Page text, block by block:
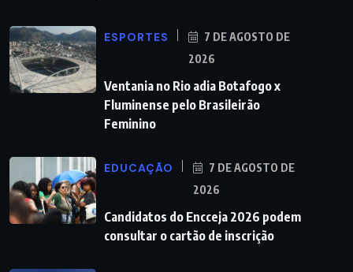
ESPORTES
7 DE AGOSTO DE
2026
Ventania no Rio adia Botafogo x
Fluminense pelo Brasileirão
Feminino
EDUCAÇÃO
7 DE AGOSTO DE
2026
Candidatos do Encceja 2026 podem
consultar o cartão de inscrição